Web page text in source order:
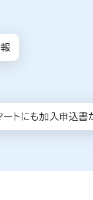
ートにも加入申込書